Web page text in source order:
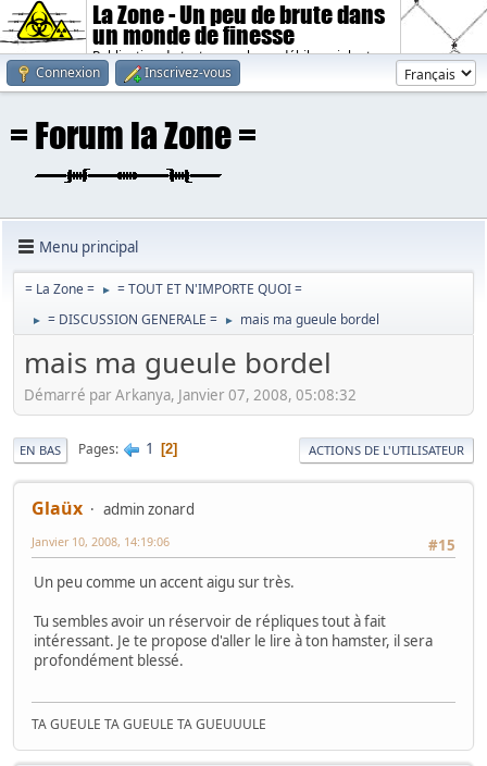
La Zone - Un peu de brute dans
un monde de finesse
Publication de textes sombres, débiles, violents.
Connexion
Inscrivez-vous
Menu principal
= La Zone = ► = TOUT ET N'IMPORTE QUOI =
► = DISCUSSION GENERALE = ► mais ma gueule bordel
mais ma gueule bordel
Démarré par Arkanya, Janvier 07, 2008, 05:08:32
EN BAS Pages 1 2 ACTIONS DE L'UTILISATEUR
Glaüx
admin zonard
#15
Janvier 10, 2008, 14:19:06
Un peu comme un accent aigu sur très.
Tu sembles avoir un réservoir de répliques tout à fait
intéressant. Je te propose d'aller le lire à ton hamster, il sera
profondément blessé.
TA GUEULE TA GUEULE TA GUEUUULE